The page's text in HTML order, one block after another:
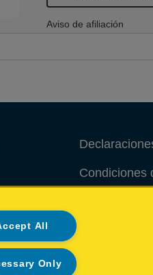
Aviso de afiliación
Condiciones
All
Only